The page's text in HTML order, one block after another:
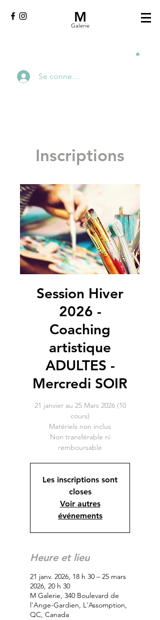
M
Galerie
Se connecter
Inscriptions
Session Hiver
2026 -
Coaching
artistique
ADULTES -
Mercredi SOIR
21 janvier au 25 Mars 2026 (10
cours)
Matériels non inclus
Non transférable ni
Les inscriptions sont
closes
Voir autres
événements
Heure et lieu
21 janv. 2026, 18 h 30 – 25 mars
2026, 20 h 30
M Galerie, 340 Boulevard de
l'Ange-Gardien, L'Assomption,
QC, Canada